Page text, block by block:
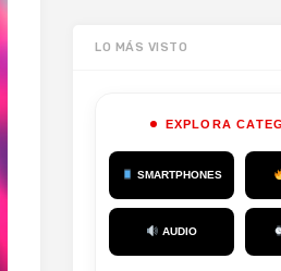
LO MÁS VISTO
EXPLORA
SMARTPHONES
AUDIO